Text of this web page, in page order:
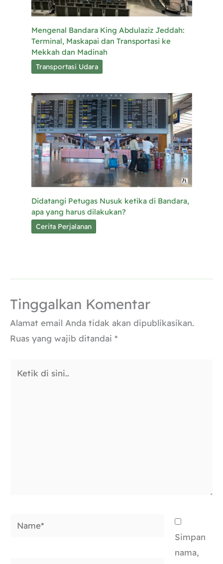
Mengenal Bandara King Abdulaziz Jeddah:
Terminal, Maskapai dan Transportasi ke
Mekkah dan Madinah
Transportasi Udara
Didatangi Petugas Nusuk ketika di Bandara,
apa yang harus dilakukan?
Cerita Perjalanan
Tinggalkan Komentar
Alamat email Anda tidak akan dipublikasikan.
Ruas yang wajib ditandai *
Name*
Simpan
nama,